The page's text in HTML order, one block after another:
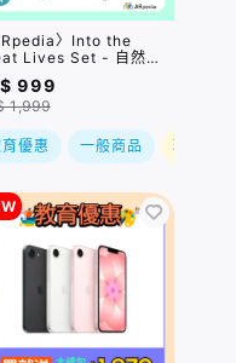
〉Into the
Lives Set - 自然人
999
1,999
優惠 一般商品 現折